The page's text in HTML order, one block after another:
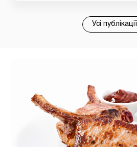
Усі публікації